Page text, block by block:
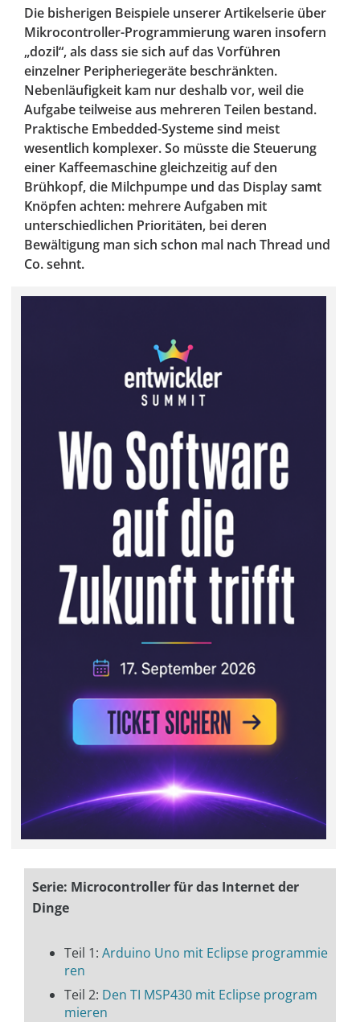
Die bisherigen Beispiele unserer Artikelserie über
Mikrocontroller-Programmierung waren insofern
„dozil“, als dass sie sich auf das Vorführen
einzelner Peripheriegeräte beschränkten.
Nebenläufigkeit kam nur deshalb vor, weil die
Aufgabe teilweise aus mehreren Teilen bestand.
Praktische Embedded-Systeme sind meist
wesentlich komplexer. So müsste die Steuerung
einer Kaffeemaschine gleichzeitig auf den
Brühkopf, die Milchpumpe und das Display samt
Knöpfen achten: mehrere Aufgaben mit
unterschiedlichen Prioritäten, bei deren
Bewältigung man sich schon mal nach Thread und
Co. sehnt.
Serie: Microcontroller für das Internet der
Dinge
Teil 1: Arduino Uno mit Eclipse programmie
ren
Teil 2: Den TI MSP430 mit Eclipse program
mieren